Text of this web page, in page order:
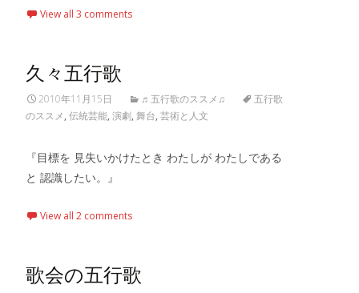
View all 3 comments
久々五行歌
2010年11月15日 ♬五行歌のススメ♫
五行歌
のススメ, 伝統芸能, 演劇, 舞台, 芸術と人文
『目標を 見失いかけたとき わたしが わたしである
と 認識したい。』
View all 2 comments
歌会の五行歌